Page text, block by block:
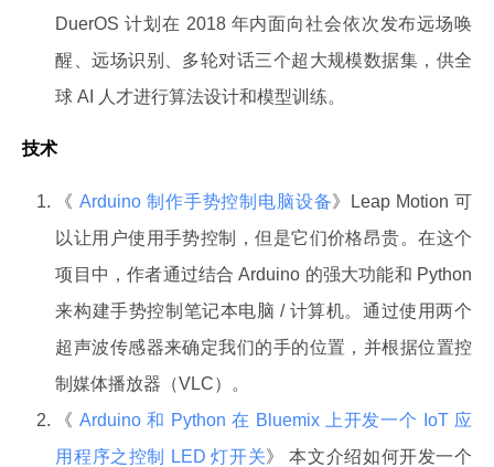
DuerOS 计划在 2018 年内面向社会依次发布远场唤
醒、远场识别、多轮对话三个超大规模数据集，供全
球 AI 人才进行算法设计和模型训练。
技术
《 Arduino 制作手势控制电脑设备》Leap Motion 可
以让用户使用手势控制，但是它们价格昂贵。在这个
项目中，作者通过结合 Arduino 的强大功能和 Python
来构建手势控制笔记本电脑 / 计算机。通过使用两个
超声波传感器来确定我们的手的位置，并根据位置控
制媒体播放器（VLC）。
《 Arduino 和 Python 在 Bluemix 上开发一个 IoT 应
用程序之控制 LED 灯开关》 本文介绍如何开发一个